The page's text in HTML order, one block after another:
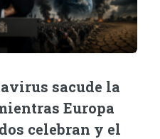
sacude la
Europa
celebran y el